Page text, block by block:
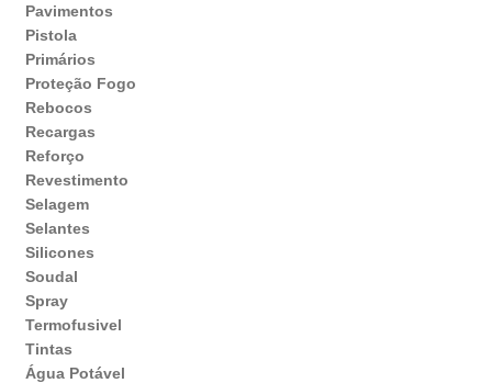
Pavimentos
Pistola
Primários
Proteção Fogo
Rebocos
Recargas
Reforço
Revestimento
Selagem
Selantes
Silicones
Soudal
Spray
Termofusivel
Tintas
Água Potável